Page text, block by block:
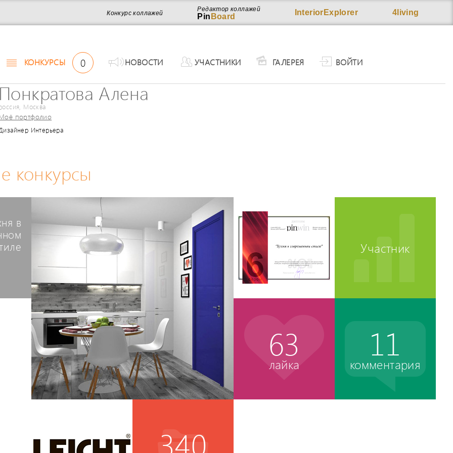
4living
InteriorExplorer
Редактор коллажей
Pin Board
Конкурс коллажей
КОНКУРСЫ 0 НОВОСТИ УЧАСТНИКИ ГАЛЕРЕЯ ВОЙТИ
Понкратова Алена
Москва
портфолио
Интерьера
конкурсы
в
Участник
63
лайка
11
комментария
340